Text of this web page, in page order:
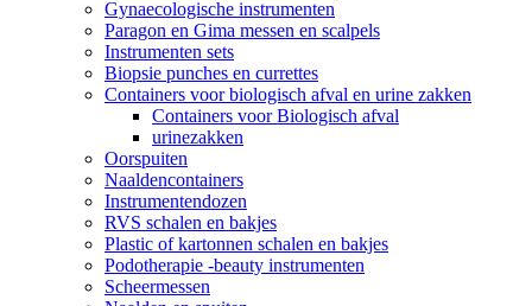
Gynaecologische instrumenten
Paragon en Gima messen en scalpels
Instrumenten sets
Biopsie punches en currettes
Containers voor biologisch afval en urine zakken
Containers voor Biologisch afval
urinezakken
Oorspuiten
Naaldencontainers
Instrumentendozen
RVS schalen en bakjes
Plastic of kartonnen schalen en bakjes
Podotherapie -beauty instrumenten
Scheermessen